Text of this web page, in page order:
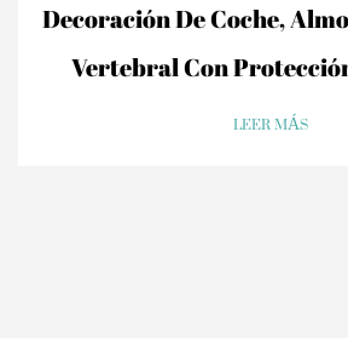
Decoración De Coche,
Vertebral Con
LEER MÁS